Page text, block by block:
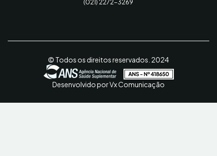
(021) 2272-3269
© Todos os direitos reservados. 2024
Desenvolvido por Vx Comunicação